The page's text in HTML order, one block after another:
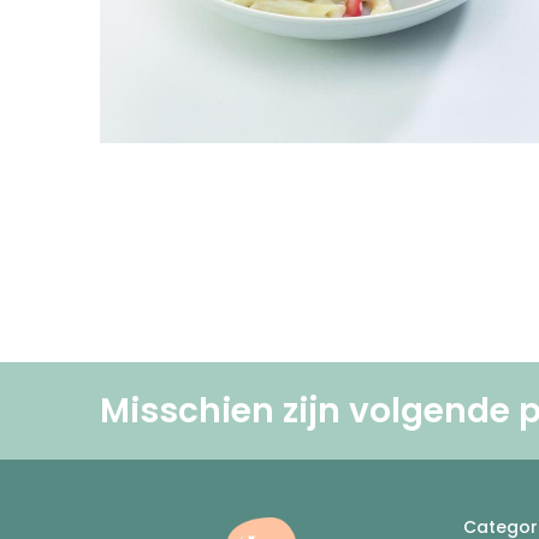
Misschien zijn volgende